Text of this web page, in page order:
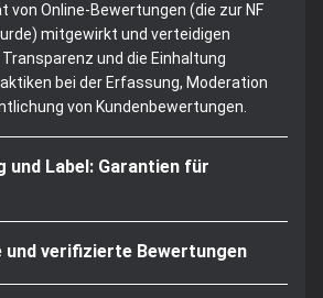
von Online-Bewertungen (die zur NF
mitgewirkt und verteidigen
und die Einhaltung
bei der Erfassung, Moderation
von Kundenbewertungen.
Label: Garantien für
und verifizierte Bewertungen